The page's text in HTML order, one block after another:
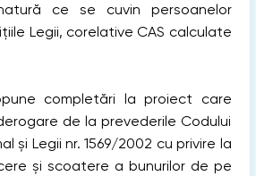
ce se cuvin persoanelor
Legii, corelative CAS calculate
completări la proiect care
de la prevederile Codului
și Legii nr. 1569/2002 cu privire la
şi scoatere a bunurilor de pe